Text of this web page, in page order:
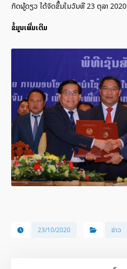
ກັດຜູ້ດຽວ ໄດ້ຈັດຂຶ້ນໃນວັນທີ 23 ຕຸລາ 2020
ຂໍ້ມູນເພີ່ມເຕີມ
23/10/2020 ຂ່າວ